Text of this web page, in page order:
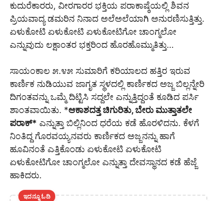
ಕುದುರೆಕಾರರು, ವೀರಗಾರರ ಭಕ್ತಿಯ ಪರಾಕಾಷ್ಠೆಯಲ್ಲಿ ಶಿವನ
ಪ್ರಿಯವಾದ್ಯ ಡಮರಿನ ನಿನಾದ ಅಲೆಅಲೆಯಾಗಿ ಅನುರಣಿಸುತ್ತಿತ್ತು.
ಏಳುಕೋಟಿ ಏಳುಕೋಟಿ ಏಳುಕೋಟಿಗೋ ಚಾಂಗ್ಮಲೋ
ಎನ್ನುವುದು ಲಕ್ಷಾಂತರ ಭಕ್ತರಿಂದ ಹೊರಹೊಮ್ಮುತಿತ್ತು…
ಸಾಯಂಕಾಲ ೫.೪೫ ಸುಮಾರಿಗೆ ಕರಿಯಾಲದ ಹತ್ತಿರ ಇರುವ
ಕಾರ್ಣಿಕ ನುಡಿಯುವ ಜಾಗೃತ ಸ್ಥಳದಲ್ಲಿ ಕಾರ್ಣಿಕದ ಅಜ್ಜ ಬಿಲ್ಲನ್ನೇರಿ
ದಿಗಂತವನ್ನು ಒಮ್ಮೆ ದಿಟ್ಟಿಸಿ ಸದ್ದಲೇ ಎನ್ನುತ್ತಿದ್ದಂತೆ ಕೂಡಿದ ಪರ್ಸಿ
ಶಾಂತವಾಯಿತು. *ಆಕಾಶದತ್ತ ಚಿಗುರಿತು, ಬೇರು ಮುತ್ತಾತಲೇ
ಪರಾಕ್* ಎನ್ನುತ್ತಾ ಬಿಲ್ಲಿನಿಂದ ಧರೆಯ ಕಡೆ ಹೊರಳಿದನು. ಕೆಳಗೆ
ನಿಂತಿದ್ದ ಗೊರವಯ್ಯನವರು ಕಾರ್ಣಿಕದ ಅಜ್ಜನನ್ನು ಹಾಗೆ
ಹೂವಿನಂತೆ ಎತ್ತಿಕೊಂಡು ಏಳುಕೋಟಿ ಏಳುಕೋಟಿ
ಏಳುಕೋಟಿಗೋ ಚಾಂಗ್ಮಲೋ ಎನ್ನುತ್ತಾ ದೇವಸ್ಥಾನದ ಕಡೆ ಹೆಜ್ಜೆ
ಹಾಕಿದರು.
ಇದನ್ನೂ ಓದಿ